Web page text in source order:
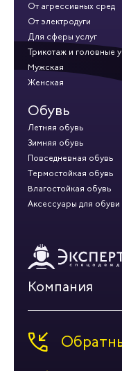
От агрессивных сред
От электродуги
Для сферы услуг
Трикотаж и головные
Мужская
Женская
Обувь
Летняя обувь
Зимняя обувь
Повседневная обувь
Термостойкая обувь
Влагостойкая обувь
Аксессуары для обуви
Компания